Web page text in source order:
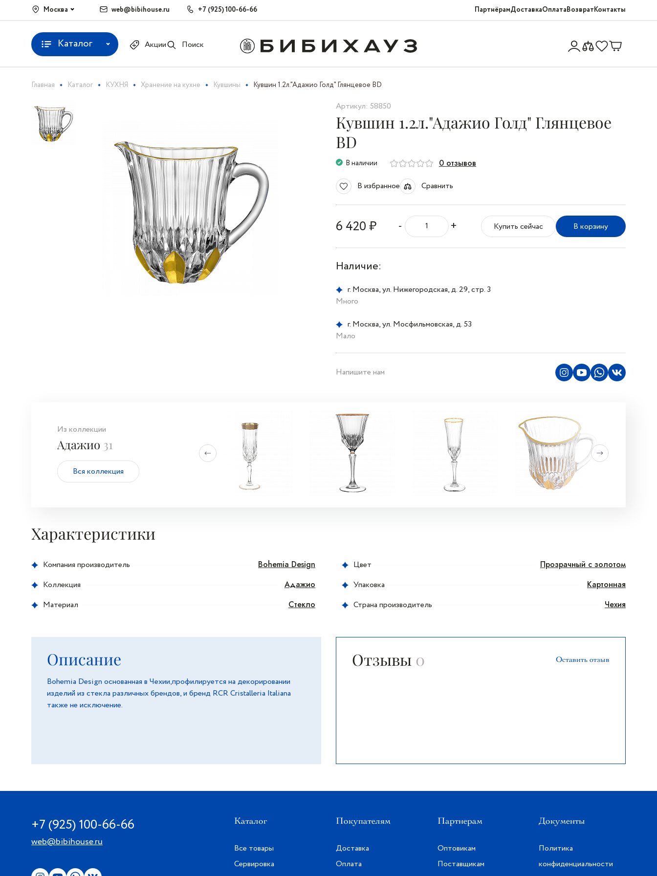
Москва web@bibihouse.ru +7 (925) 100-66-66 ПартнёрамДоставкаОплатаВозвратКонтакты
Каталог Акции Поиск
Главная Каталог КУХНЯ Хранение на кухне Кувшины Кувшин 1.2л."Адажио Голд" Глянцевое BD
Артикул: 58850
Кувшин 1.2л."Адажио Голд" Глянцевое
BD
В наличии 0 отзывов
В избранное Сравнить
6 420 ₽ - + Купить сейчас В корзину
Наличие:
г. Москва, ул. Нижегородская, д. 29, стр. 3
Много
г. Москва, ул. Мосфильмовская, д. 53
Мало
Напишите нам
Из коллекции
Адажио 31
Вся коллекция
Характеристики
Компания производитель
Bohemia Design
Коллекция
Адажио
Материал
Стекло
Цвет
Прозрачный с золотом
Упаковка
Картонная
Страна производитель
Чехия
Описание
Bohemia Design основанная в Чехии,профилируется на декорировании
изделий из стекла различных брендов, и бренд RCR Cristalleria Italiana
также не исключение.
Отзывы 0 Оставить отзыв
+7 (925) 100-66-66
web@bibihouse.ru
Каталог
Все товары
Сервировка
Покупателям
Доставка
Оплата
Партнерам
Оптовикам
Поставщикам
Документы
Политика
конфиденциальности